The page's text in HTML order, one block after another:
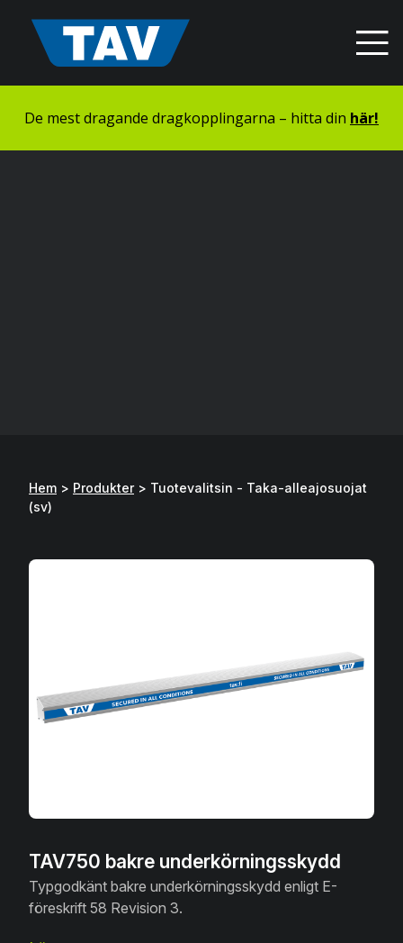
sisältöön
De mest dragande dragkopplingarna – hitta din här!
Hem > Produkter> Tuotevalitsin - Taka-alleajosuojat
(sv)
TAV750 bakre underkörningsskydd
Typgodkänt bakre underkörningsskydd enligt E-
föreskrift 58 Revision 3.